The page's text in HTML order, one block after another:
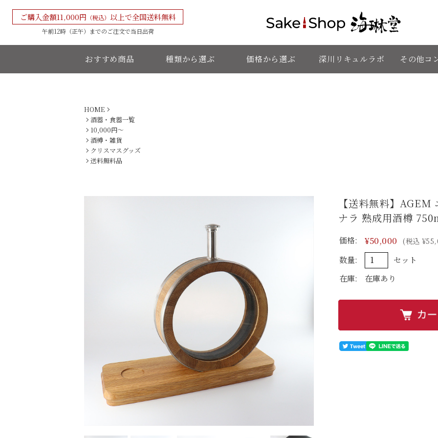
ご購入金額11,000円 （税込） 以上で全国送料無料
午前12時（正午）までのご注文で当日出荷
おすすめ商品 種類から選ぶ 価格から選ぶ 深川リキュルラボ その他コ
HOME
酒器・食器一覧
10,000円〜
酒樽・雑貨
クリスマスグッズ
送料無料品
【送料無料】
ナラ 熟成用酒樽
価格: ¥50,000 (税込
数量:
セット
在庫:
在庫あり